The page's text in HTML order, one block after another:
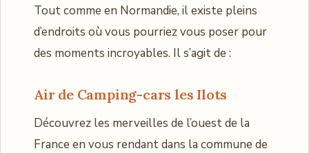
Tout comme en Normandie, il existe pleins
d’endroits où vous pourriez vous poser pour
des moments incroyables. Il s’agit de :
Air de Camping-cars les Ilots
Découvrez les merveilles de l’ouest de la
France en vous rendant dans la commune de